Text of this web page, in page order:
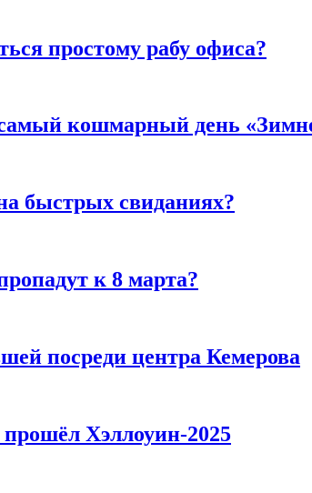
простому рабу офиса?
самый кошмарный день
быстрых свиданиях?
к 8 марта?
посреди центра Кемерова
Хэллоуин-2025